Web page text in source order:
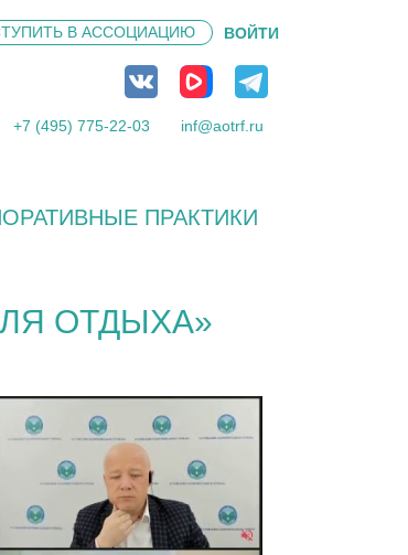
В АССОЦИАЦИЮ ВОЙТИ
+7 (495) 775-22-03 inf@aotrf.ru
ПРАКТИКИ
ОТДЫХА»